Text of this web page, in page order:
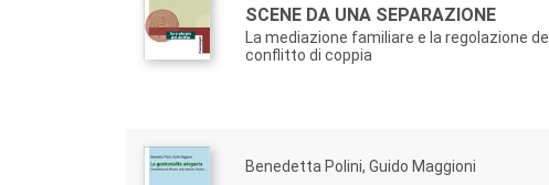
SCENE DA UNA SEPARAZIONE
La mediazione familiare e la regolazione del
conflitto di coppia
Benedetta Polini, Guido Maggioni